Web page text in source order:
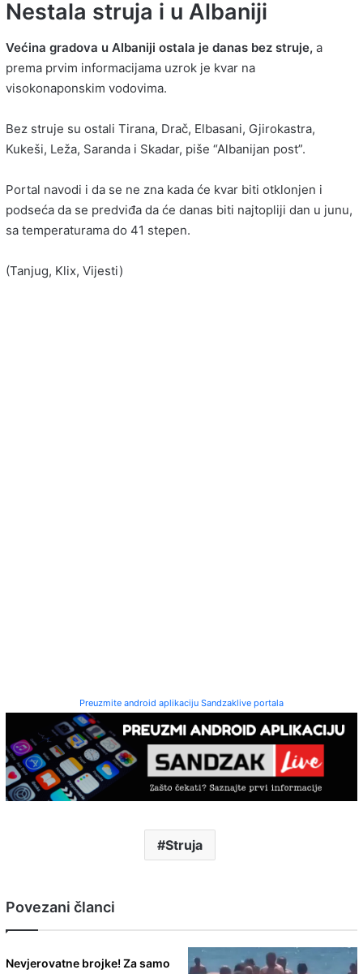
Nestala struja i u Albaniji
Većina gradova u Albaniji ostala je danas bez struje, a
prema prvim informacijama uzrok je kvar na
visokonaponskim vodovima.
Bez struje su ostali Tirana, Drač, Elbasani, Gjirokastra,
Kukeši, Leža, Saranda i Skadar, piše “Albanijan post”.
Portal navodi i da se ne zna kada će kvar biti otklonjen i
podseća da se predviđa da će danas biti najtopliji dan u junu,
sa temperaturama do 41 stepen.
(Tanjug, Klix, Vijesti)
Preuzmite android aplikaciju Sandzaklive portala
Struja
Povezani članci
Nevjerovatne brojke! Za samo